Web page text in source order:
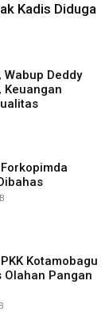
Kadis Diduga
Deddy
Keuangan
Kotamobagu
Olahan Pangan